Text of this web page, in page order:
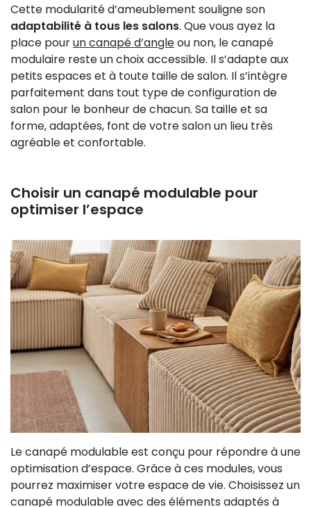
Cette modularité d’ameublement souligne son
adaptabilité à tous les salons. Que vous ayez la
place pourun canapé d’angleou non, le canapé
modulaire reste un choix accessible. Il s’adapte aux
petits espaces et à toute taille de salon. Il s’intègre
parfaitement dans tout type de configuration de
salon pour le bonheur de chacun. Sa taille et sa
forme, adaptées, font de votre salon un lieu très
agréable et confortable.
Choisir un canapé modulable pour
optimiser l’espace
Le canapé modulable est conçu pour répondre à une
optimisation d’espace. Grâce à ces modules, vous
pourrez maximiser votre espace de vie. Choisissez un
canapé modulable avec des éléments adaptés à